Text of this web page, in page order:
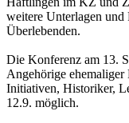
weitere Unterlagen
Überlebenden.
Die Konferenz am 13.
Angehörige
Initiativen, Historiker,
12.9. möglich.